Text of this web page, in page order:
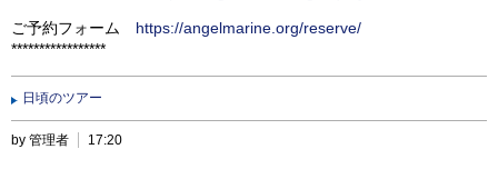
ご予約フォーム https://angelmarine.org/reserve/
*****************
日頃のツアー
by 管理者 17:20